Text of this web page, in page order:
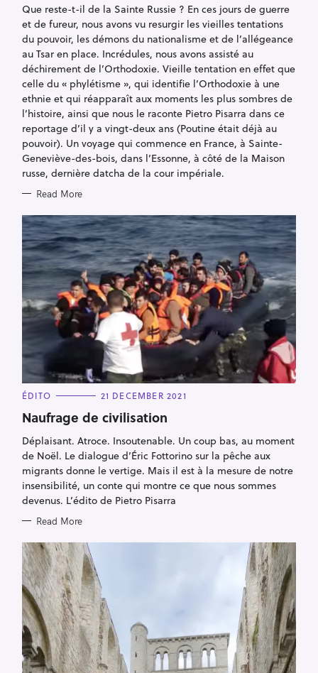
O
I
E
S
Que reste-t-il de la Sainte Russie ? En ces jours de guerre
et de fureur, nous avons vu resurgir les vieilles tentations
du pouvoir, les démons du nationalisme et de l’allégeance
au Tsar en place. Incrédules, nous avons assisté au
déchirement de l’Orthodoxie. Vieille tentation en effet que
celle du « phylétisme », qui identifie l’Orthodoxie à une
ethnie et qui réapparaît aux moments les plus sombres de
l’histoire, ainsi que nous le raconte Pietro Pisarra dans ce
reportage d’il y a vingt-deux ans (Poutine était déjà au
pouvoir). Un voyage qui commence en France, à Sainte-
Geneviève-des-bois, dans l’Essonne, à côté de la Maison
russe, dernière datcha de la cour impériale.
Read More
C
T
E
O
R
I
E
S
ÉDITO 21 DECEMBER 2021
Naufrage de civilisation
Déplaisant. Atroce. Insoutenable. Un coup bas, au moment
de Noël. Le dialogue d’Éric Fottorino sur la pêche aux
migrants donne le vertige. Mais il est à la mesure de notre
insensibilité, un conte qui montre ce que nous sommes
devenus. L’édito de Pietro Pisarra
Read More
S
e
a
r
h
f
o
r